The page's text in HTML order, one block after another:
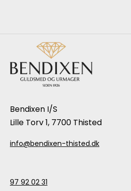
Bendixen I/S
Lille Torv 1, 7700 Thisted
info@bendixen-thisted.dk
97 92 02 31